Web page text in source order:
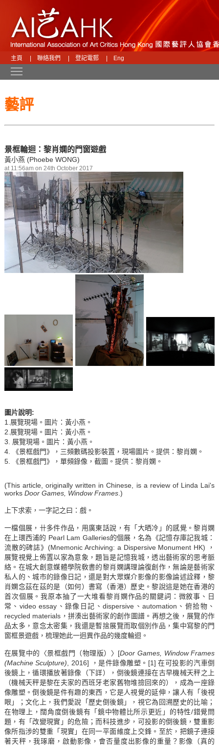
主頁 聯絡我們 登記電郵 Eng
藝評
景框輪迴：黎肖嫻的門窗遊戲
黃小燕 (Phoebe WONG)
at 11:56am on 24th October 2017
圖片說明:
1.展覽現場。圖片：黃小燕。
2.展覽現場。圖片：黃小燕。
3. 展覽現場。圖片：黃小燕。
4. 《景框戲門》，三頻數碼投影裝置，現場圖片。提供：黎肖嫻。
5. 《景框戲門》，單頻錄像，截圖。提供：黎肖嫻。
(This article, originally written in Chinese, is a review of Linda Lai's
works Door Games, Window Frames.)
上下求索，一字記之曰：戲。
一檔個展，卄多件作品，用廣東話說，有「大晒冷」的感覺。黎肖嫻
在上環西浦的 Pearl Lam Galleries的個展，名為《記憶存庫記我城：
流散的碑誌》(Mnemonic Archiving: a Dispersive Monument HK) ，
展覽視覺上佈置以家為意象，題旨是記憶我城，透出藝術家的思考脈
絡。在城大創意媒體學院敎書的黎肖嫻講理論復創作，無論是藝術家
私人的、城市的錄像日記，還是對大眾媒介影像的影像論述詮釋，黎
肖嫻念茲在茲的是（如何）書寫（香港）歷史。黎說這是她在香港的
首次個展。我原本抽了一大堆看黎肖嫻作品的關鍵詞：微敘事、日
常、video essay、錄像日記、dispersive、automation、俯拾物、
recycled materials，拼湊出藝術家的創作圖譜。再想之後，展覽的作
品太多，意念太密集，我還是暫捨展覽而取個別作品，集中寫黎的門
窗框景遊戲，梳理她此一迥異作品的幾度輪迴。
在展覽中的〈景框戲門（物理版）〉[Door Games, Window Frames
(Machine Sculpture) , 2016] ，是件錄像雕塑。 [1] 在可投影的汽車倒
後鏡上，循環播放著錄像（下詳），倒後鏡連接在古早機械天秤之上
（機械天秤是黎在夫家的西班牙老家舊物堆撿回來的），成為一座錄
像雕塑。倒後鏡是件有趣的東西，它是人視覺的延伸，讓人有「後視
眼」；文化上，我們愛說「歷史倒後鏡」，視它為回溯歷史的比喻；
在物理上，闊角度倒後鏡有「鏡中物體比所示更近」的特性/錯覺問
題，有「改變現實」的危險；而科技進步，可投影的倒後鏡，雙重影
像所指涉的雙重「現實」在同一平面維度上交鋒。至於，把鏡子連接
著天秤，我琢磨，啟動影像，會否量度出影像的重量？影像（真的